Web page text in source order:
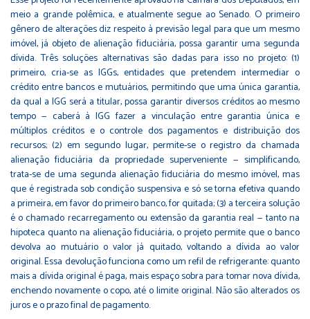
meio a grande polêmica, e atualmente segue ao Senado. O primeiro
gênero de alterações diz respeito à previsão legal para que um mesmo
imóvel, já objeto de alienação fiduciária, possa garantir uma segunda
dívida. Três soluções alternativas são dadas para isso no projeto: (1)
primeiro, cria-se as IGGs, entidades que pretendem intermediar o
crédito entre bancos e mutuários, permitindo que uma única garantia,
da qual a IGG será a titular, possa garantir diversos créditos ao mesmo
tempo — caberá à IGG fazer a vinculação entre garantia única e
múltiplos créditos e o controle dos pagamentos e distribuição dos
recursos; (2) em segundo lugar, permite-se o registro da chamada
alienação fiduciária da propriedade superveniente — simplificando,
trata-se de uma segunda alienação fiduciária do mesmo imóvel, mas
que é registrada sob condição suspensiva e só se torna efetiva quando
a primeira, em favor do primeiro banco, for quitada; (3) a terceira solução
é o chamado recarregamento ou extensão da garantia real — tanto na
hipoteca quanto na alienação fiduciária, o projeto permite que o banco
devolva ao mutuário o valor já quitado, voltando a dívida ao valor
original. Essa devolução funciona como um refil de refrigerante: quanto
mais a dívida original é paga, mais espaço sobra para tomar nova dívida,
enchendo novamente o copo, até o limite original. Não são alterados os
juros e o prazo final de pagamento.